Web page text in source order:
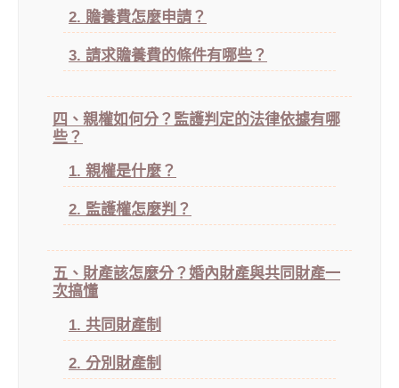
2. 贍養費怎麼申請？
3. 請求贍養費的條件有哪些？
四、親權如何分？監護判定的法律依據有哪
些？
1. 親權是什麼？
2. 監護權怎麼判？
五、財產該怎麼分？婚內財產與共同財產一
次搞懂
1. 共同財產制
2. 分別財產制